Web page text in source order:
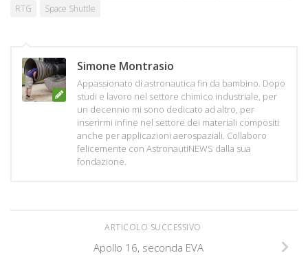
RTG
Space Shuttle
Simone Montrasio
Appassionato di astronautica fin da bambino. Dopo
studi e lavoro nel settore chimico industriale, per
un decennio mi sono dedicato ad altro, per
inserirmi infine nel settore dei materiali compositi
anche per applicazioni aerospaziali. Collaboro
felicemente con AstronautiNEWS dalla sua
fondazione.
ARTICOLO SUCCESSIVO
Apollo 16, seconda EVA